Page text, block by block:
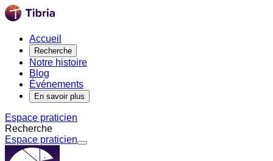
Accueil
Recherche
Notre histoire
Blog
Événements
En savoir plus
Espace praticien
Recherche
Espace praticien